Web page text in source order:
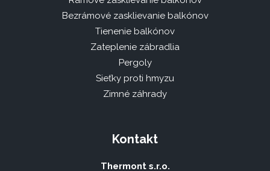
Bezrámové zasklievanie balkónov
Tienenie balkónov
Zateplenie zábradlia
Pergoly
Sieťky proti hmyzu
Zimné záhrady
Kontakt
Thermont s.r.o.